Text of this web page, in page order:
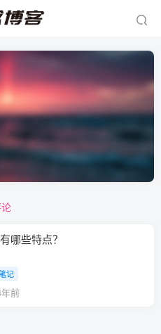
哪些特点？
记
前